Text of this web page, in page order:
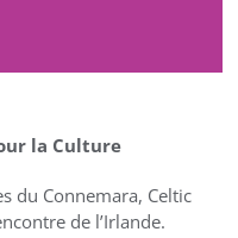
la Culture
du Connemara, Celtic
de l’Irlande.